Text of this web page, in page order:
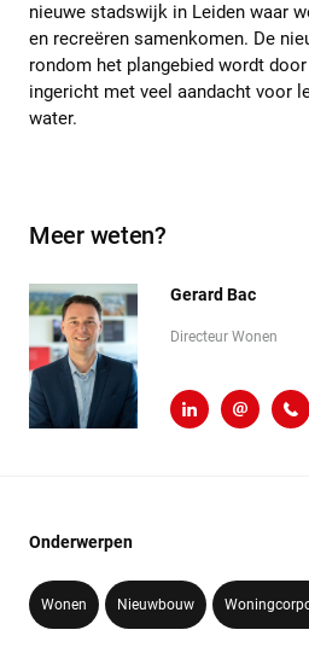
nieuwe stadswijk in Leiden waar
en recreëren samenkomen. De
rondom het plangebied wordt
ingericht met veel aandacht voor
water.
Meer weten?
Gerard Bac
Directeur Wonen
LinkedIn 071
Onderwerpen
Wonen Nieuwbouw